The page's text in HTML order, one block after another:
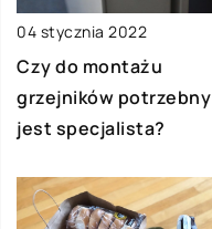
04 stycznia 2022
Czy do montażu
grzejników potrzebny
jest specjalista?